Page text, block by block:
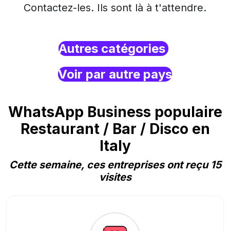
Contactez-les. Ils sont là à t'attendre.
Autres catégories
Voir par autre pays
WhatsApp Business populaire
Restaurant / Bar / Disco en
Italy
Cette semaine, ces entreprises ont reçu 15
visites